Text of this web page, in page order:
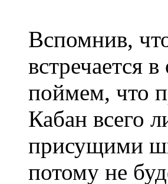
Вспомнив,
встречается
поймем, что
Кабан всего
присущими
потому не